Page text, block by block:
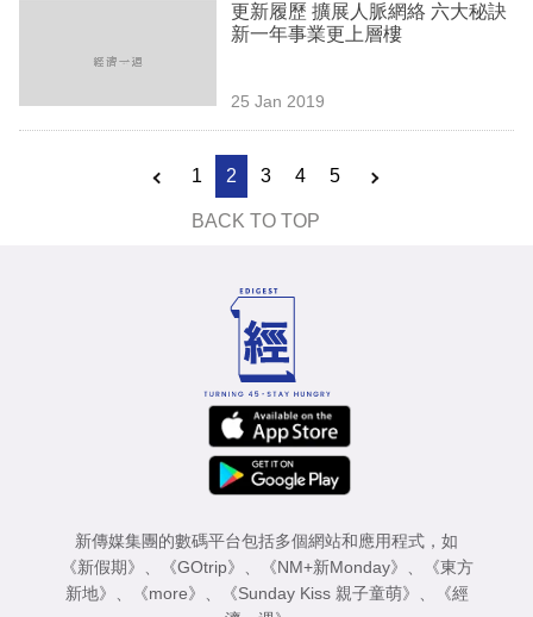
更新履歷 擴展人脈網絡 六大秘訣
新一年事業更上層樓
25 Jan 2019
1 2 3 4 5
BACK TO TOP
新傳媒集團的數碼平台包括多個網站和應用程式，如
《新假期》 、 《GOtrip》 、 《NM+新Monday》 、
《東方
新地》 、 《more》 、 《Sunday Kiss 親子童萌》 、
《經